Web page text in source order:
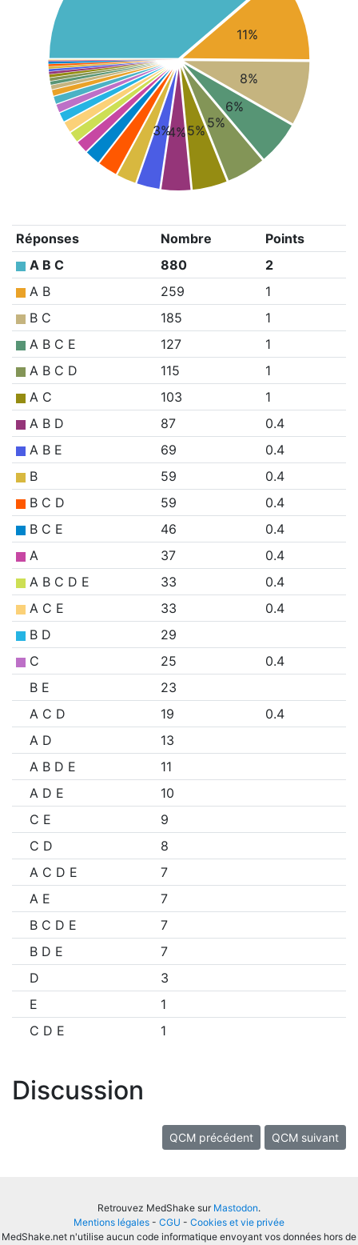
11%
8%
6%
5%
5%
4%
3%
Réponses Nombre
Points
A B C
880
2
A B
259
1
B C
185
1
A B C E
127
1
A B C D
115
1
A C
103
1
A B D
87
0.4
A B E
69
0.4
B
59
0.4
B C D
59
0.4
B C E
46
0.4
A
37
0.4
A B C D E
33
0.4
A C E
33
0.4
B D
29
C
25
0.4
B E
23
A C D
19
0.4
A D
13
A B D E
11
A D E
10
C E
9
C D
8
A C D E
7
A E
7
B C D E
7
B D E
7
D
3
E
1
C D E
1
Discussion
QCM précédent QCM suivant
Retrouvez MedShake sur Mastodon.
Mentions légales - CGU - Cookies et vie privée
MedShake.net n'utilise aucun code informatique envoyant vos données hors de